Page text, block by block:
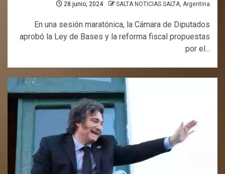
28 junio, 2024 SALTA NOTICIAS SALTA, Argentina
En una sesión maratónica, la Cámara de Diputados
aprobó la Ley de Bases y la reforma fiscal propuestas
por el...